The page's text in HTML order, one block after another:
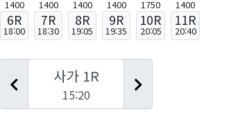
1400
6R
18:00
1400
7R
18:30
1400
8R
19:05
1400
9R
19:35
1750
10R
20:05
1400
11R
20:40
사가 1R
15:20